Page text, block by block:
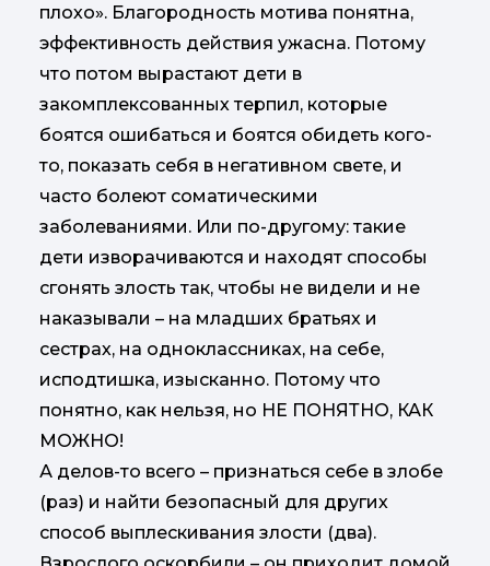
плохо». Благородность мотива понятна,
эффективность действия ужасна. Потому
что потом вырастают дети в
закомплексованных терпил, которые
боятся ошибаться и боятся обидеть кого-
то, показать себя в негативном свете, и
часто болеют соматическими
заболеваниями. Или по-другому: такие
дети изворачиваются и находят способы
сгонять злость так, чтобы не видели и не
наказывали – на младших братьях и
сестрах, на одноклассниках, на себе,
исподтишка, изысканно. Потому что
понятно, как нельзя, но НЕ ПОНЯТНО, КАК
МОЖНО!
А делов-то всего – признаться себе в злобе
(раз) и найти безопасный для других
способ выплескивания злости (два).